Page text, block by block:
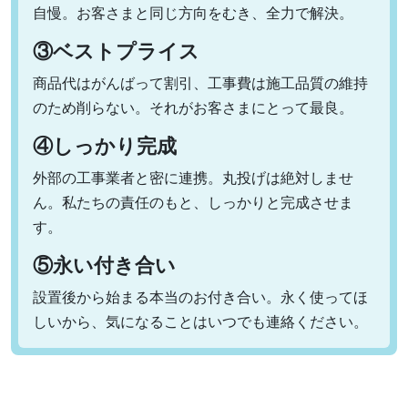
自慢。お客さまと同じ方向をむき、全力で解決。
③ベストプライス
商品代はがんばって割引、工事費は施工品質の維持
のため削らない。それがお客さまにとって最良。
④しっかり完成
外部の工事業者と密に連携。丸投げは絶対しませ
ん。私たちの責任のもと、しっかりと完成させま
す。
⑤永い付き合い
設置後から始まる本当のお付き合い。永く使ってほ
しいから、気になることはいつでも連絡ください。